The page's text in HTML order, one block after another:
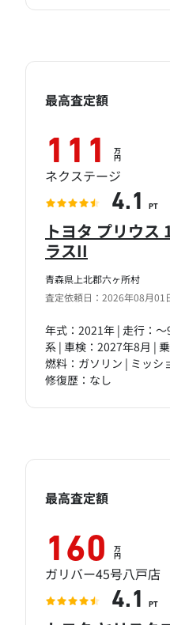
青森県上北郡六ヶ所村
査定依頼日：2026年08月01
トヨタ プリウス
ラスII
年式：2021年 | 走行：
系 | 車検：2027年8月 |
燃料：ガソリン | ミッシ
修復歴：なし
最高査定額
111 万
円
ネクステージ
4.1 PT
最高査定額
160 万
円
ガリバー45号八戸店
4.1 PT